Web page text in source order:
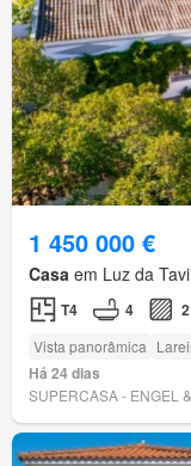
1 450 000 €
Casa em Luz da
T4 4
Vista panorâmica
Há 24 dias
SUPERCASA - ENGEL